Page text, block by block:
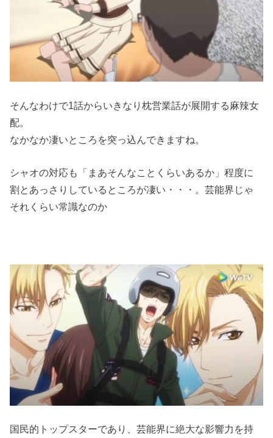
そんなわけで1話からいきなり枕営業話が展開する麻辣女
配。
なかなか凄いところを突っ込んできますね。
シャオの対応も「まあそんなことくらいあるか」程度に
割とあっさりしているところが凄い・・・。芸能界じゃ
それくらい常識なのか
国民的トップスターであり、芸能界に絶大な影響力を持